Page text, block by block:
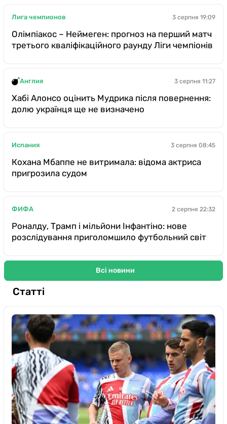
Лига чемпионов 3 серпня 19:09
Олімпіакос – Неймеген: прогноз на перший матч
третього кваліфікаційного раунду Ліги чемпіонів
Англия 3 серпня 11:27
Хабі Алонсо оцінить Мудрика після повернення:
долю українця ще не визначено
Испания 3 серпня 08:45
Кохана Мбаппе не витримала: відома актриса
пригрозила судом
ФИФА 2 серпня 22:32
Роналду, Трамп і мільйони Інфантіно: нове
розслідування приголомшило футбольний світ
Всі новини
Статті